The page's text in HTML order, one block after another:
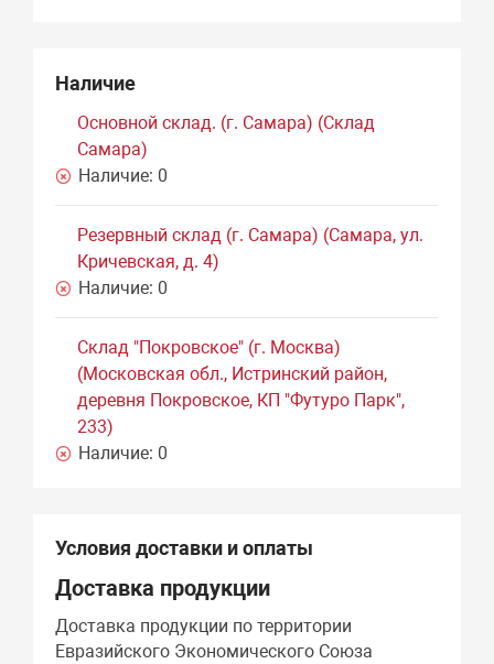
Наличие
Основной склад. (г. Самара) (Склад
Самара)
Наличие: 0
Резервный склад (г. Самара) (Самара, ул.
Кричевская, д. 4)
Наличие: 0
Склад "Покровское" (г. Москва)
(Московская обл., Истринский район,
деревня Покровское, КП "Футуро Парк",
233)
Наличие: 0
Условия доставки и оплаты
Доставка продукции
Доставка продукции по территории
Евразийского Экономического Союза